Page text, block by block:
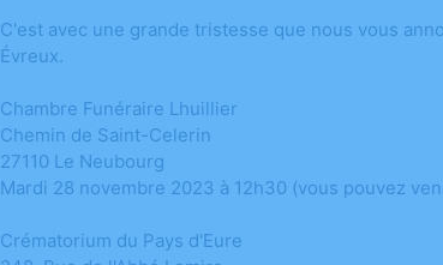
C'est avec une grande tristesse que nous vous
Évreux.
Chambre Funéraire Lhuillier
Chemin de Saint-Celerin
27110 Le Neubourg
Mardi 28 novembre 2023 à 12h30 (vous pouvez
Crématorium du Pays d'Eure